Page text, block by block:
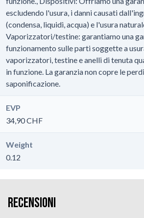
escludendo l'usura, i danni causati
(condensa, liquidi, acqua) e l'usura
Vaporizzatori/testine: garantiamo una
funzionamento sulle parti soggette a
vaporizzatori, testine e anelli di tenuta
in funzione. La garanzia non copre le
saponificazione.
EVP
34,90 CHF
Weight
0.12
Recensioni